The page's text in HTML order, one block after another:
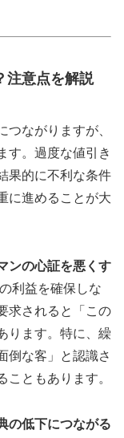
注意点を解説
ながりますが、
す。過度な値引き
果的に不利な条件
に進めることが大
ンの心証を悪くす
利益を確保しな
求されると「この
ります。特に、繰
倒な客」と認識さ
ともあります。
の低下につながる